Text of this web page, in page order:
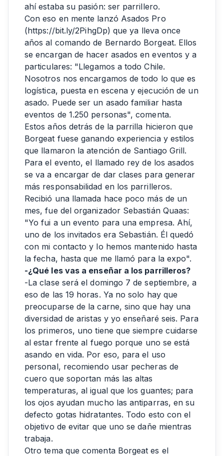
ahí estaba su pasión: ser parrillero.
Con eso en mente lanzó Asados Pro
(https://bit.ly/2PihgDp) que ya lleva once
años al comando de Bernardo Borgeat. Ellos
se encargan de hacer asados en eventos y a
particulares: "Llegamos a todo Chile.
Nosotros nos encargamos de todo lo que es
logística, puesta en escena y ejecución de un
asado. Puede ser un asado familiar hasta
eventos de 1.250 personas", comenta.
Estos años detrás de la parrilla hicieron que
Borgeat fuese ganando experiencia y estilos
que llamaron la atención de Santiago Grill.
Para el evento, el llamado rey de los asados
se va a encargar de dar clases para generar
más responsabilidad en los parrilleros.
Recibió una llamada hace poco más de un
mes, fue del organizador Sebastián Quaas:
"Yo fui a un evento para una empresa. Ahí,
uno de los invitados era Sebastián. Él quedó
con mi contacto y lo hemos mantenido hasta
la fecha, hasta que me llamó para la expo".
-¿Qué les vas a enseñar a los parrilleros?
-La clase será el domingo 7 de septiembre, a
eso de las 19 horas. Ya no solo hay que
preocuparse de la carne, sino que hay una
diversidad de aristas y yo enseñaré seis. Para
los primeros, uno tiene que siempre cuidarse
al estar frente al fuego porque uno se está
asando en vida. Por eso, para el uso
personal, recomiendo usar pecheras de
cuero que soportan más las altas
temperaturas, al igual que los guantes; para
los ojos ayudan mucho las antiparras, en su
defecto gotas hidratantes. Todo esto con el
objetivo de evitar que uno se dañe mientras
trabaja.
Otro tema que comenta Borgeat es el